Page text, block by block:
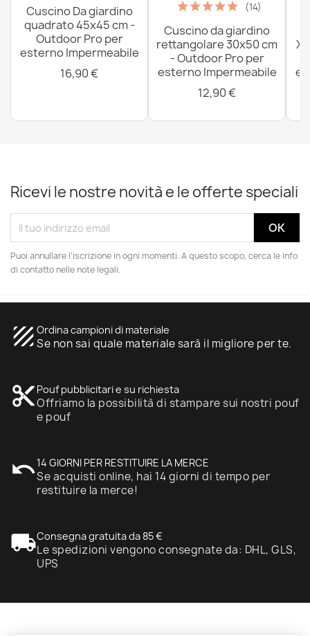
Cuscino Da giardino
quadrato 45x45 cm -
Outdoor Pro per
esterno Impermeabile
16,90 €
(14)
Cuscino da giardino
rettangolare 30x50 cm
- Outdoor Pro per
esterno Impermeabile
12,90 €
Ricevi le nostre novità e le offerte speciali
Puoi annullare l'iscrizione in ogni momenti. A questo scopo, cerca le info
di contatto nelle note legali.
texture Ordina campioni di materiale
Se non sai quale materiale sarà il migliore per te.
content_cut Pouf pubblicitari e su richiesta
Offriamo la possibilità di stampare sui nostri pouf
e pouf
undo14 GIORNI PER RESTITUIRE LA MERCE
Se acquisti online, hai 14 giorni di tempo per
restituire la merce!
local_shippingConsegna gratuita da 85 €
Le spedizioni vengono consegnate da: DHL, GLS,
UPS